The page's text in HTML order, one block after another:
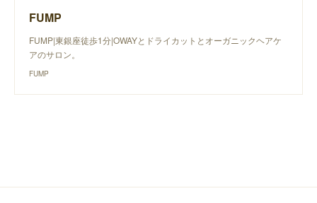
FUMP
FUMP|東銀座徒歩1分|OWAYとドライカットとオーガニックヘアケ
アのサロン。
FUMP